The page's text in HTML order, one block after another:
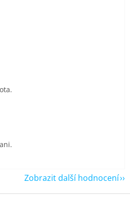
je 5 z 5 hvězdiček.
je 5 z 5 hvězdiček.
Zobrazit další hodnocení